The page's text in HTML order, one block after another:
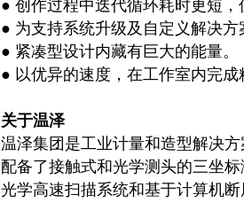
● 创作过程中迭代循环耗时更短
● 为支持系统升级及自定义解决
● 紧凑型设计内藏有巨大的能量。
● 以优异的速度，在工作室内完
关于温泽
温泽集团是工业计量和造型解决
配备了接触式和光学测头的三坐
光学高速扫描系统和基于计算机